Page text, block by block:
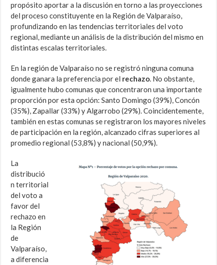
propósito aportar a la discusión en torno a las proyecciones
del proceso constituyente en la Región de Valparaíso,
profundizando en las tendencias territoriales del voto
regional, mediante un análisis de la distribución del mismo en
distintas escalas territoriales.
En la región de Valparaíso no se registró ninguna comuna
donde ganara la preferencia por el rechazo. No obstante,
igualmente hubo comunas que concentraron una importante
proporción por esta opción: Santo Domingo (39%), Concón
(35%), Zapallar (33%) y Algarrobo (29%). Coincidentemente,
también en estas comunas se registraron los mayores niveles
de participación en la región, alcanzado cifras superiores al
promedio regional (53,8%) y nacional (50,9%).
La
distribució
n territorial
del voto a
favor del
rechazo en
la Región
de
Valparaíso,
a diferencia